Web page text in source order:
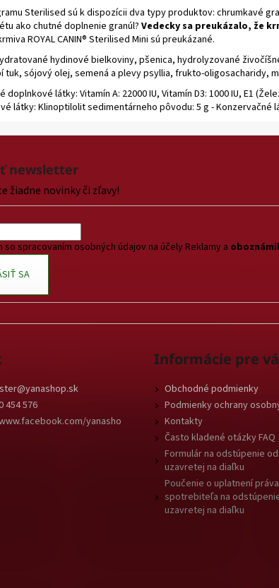
Sterilised sú k dispozícii dva typy produktov: chrumkavé
ako chutné doplnenie granúl? Vedecky sa preukázalo, že
ROYAL CANIN® Sterilised Mini sú preukázané.
hydinové bielkoviny, pšenica, hydrolyzované
tuk, sójový olej, semená a plevy psyllia, frukto-oligosacharidy,
doplnkové látky: Vitamín A: 22000 IU, Vitamín D3: 1000 IU, E1
látky: Klinoptilolit sedimentárneho pôvodu: 5 g - Konzervačné
newsletter
žiadne novinky či zľavy!
so spracovaním osobných údajov na účely Reklamy a
SA
@yanashop.sk
454 576
yanasho
Informácie pre
Obchodné podmienky
Podmienky ochrany
Kontakty
Často kladené otázky FAQ
Formulár na odstúpenie
uzavretej na diaľku
Poučenie o uplatnení práva
spotrebiteľa na
uzavretej na diaľku